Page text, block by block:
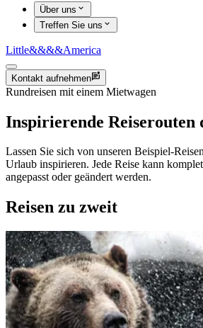
Über uns
Treffen Sie uns
Little&&&&America
Kontakt aufnehmen
Rundreisen mit einem Mietwagen
Inspirierende Reiserouten
Lassen Sie sich von unseren Beispiel-
Urlaub inspirieren. Jede Reise kann
angepasst oder geändert werden.
Reisen zu zweit
View 2 Wochen && Vancouver Island zu